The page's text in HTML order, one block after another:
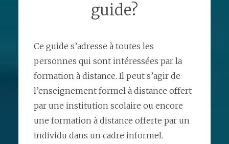
guide?
Ce guide s’adresse à toutes les
personnes qui sont intéressées par la
formation à distance. Il peut s’agir de
l’enseignement formel à distance offert
par une institution scolaire ou encore
une formation à distance offerte par un
individu dans un cadre informel.